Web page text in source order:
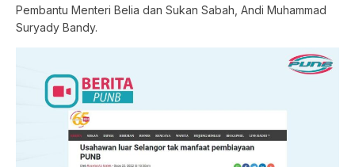
Pembantu Menteri Belia dan Sukan Sabah, Andi Muhammad
Suryady Bandy.